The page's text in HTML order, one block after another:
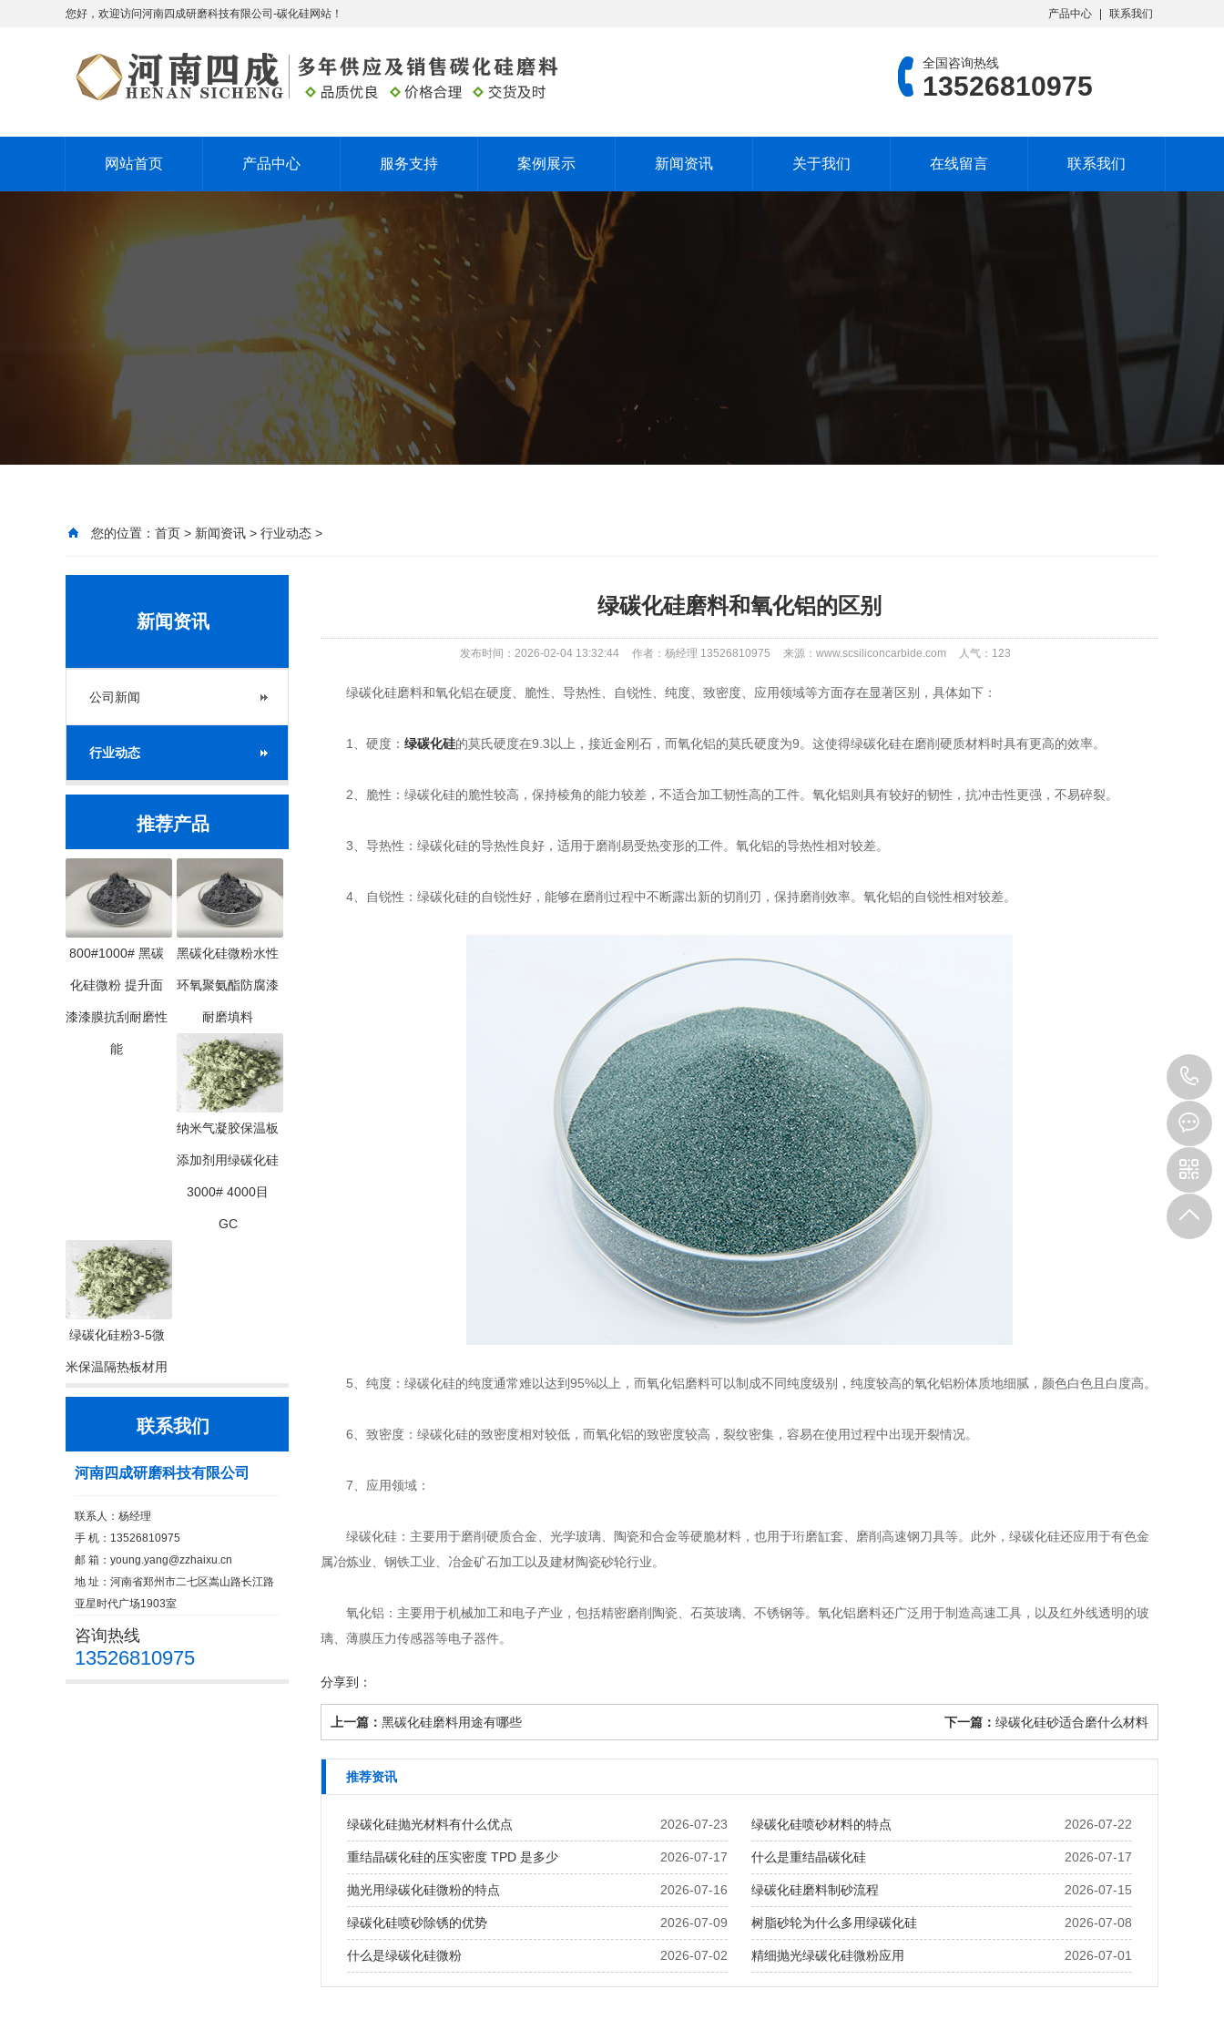
您好，欢迎访问河南四成研磨科技有限公司-碳化硅网站！ 产品中心 联系我们
全国咨询热线
13526810975
网站首页 产品中心 服务支持 案例展示 新闻资讯 关于我们 在线留言 联系我们
您的位置： 首页 > 新闻资讯 > 行业动态 >
新闻资讯
公司新闻
行业动态
推荐产品
800#1000# 黑碳
化硅微粉 提升面
漆漆膜抗刮耐磨性
能
黑碳化硅微粉水性
环氧聚氨酯防腐漆
耐磨填料
纳米气凝胶保温板
添加剂用绿碳化硅
3000# 4000目
GC
绿碳化硅粉3-5微
米保温隔热板材用
联系我们
河南四成研磨科技有限公司
联系人：杨经理
手 机：13526810975
邮 箱： young.yang@zzhaixu.cn
地 址：河南省郑州市二七区嵩山路长江路
亚星时代广场1903室
咨询热线
13526810975
绿碳化硅磨料和氧化铝的区别
发布时间：2026-02-04 13:32:44 作者：杨经理 13526810975 来源：www.scsiliconcarbide.com 人气： 123
绿碳化硅磨料和氧化铝在硬度、脆性、导热性、自锐性、纯度、致密度、应用领域等方面存在显著区别，具体如下：
1、硬度： 绿碳化硅的莫氏硬度在9.3以上，接近金刚石，而氧化铝的莫氏硬度为9。这使得绿碳化硅在磨削硬质材料时具有更高的效率。
2、脆性：绿碳化硅的脆性较高，保持棱角的能力较差，不适合加工韧性高的工件。氧化铝则具有较好的韧性，抗冲击性更强，不易碎裂。
3、导热性：绿碳化硅的导热性良好，适用于磨削易受热变形的工件。氧化铝的导热性相对较差。
4、自锐性：绿碳化硅的自锐性好，能够在磨削过程中不断露出新的切削刃，保持磨削效率。氧化铝的自锐性相对较差。
5、纯度：绿碳化硅的纯度通常难以达到95%以上，而氧化铝磨料可以制成不同纯度级别，纯度较高的氧化铝粉体质地细腻，颜色白色且白度高。
6、致密度：绿碳化硅的致密度相对较低，而氧化铝的致密度较高，裂纹密集，容易在使用过程中出现开裂情况。
7、应用领域：
绿碳化硅：主要用于磨削硬质合金、光学玻璃、陶瓷和合金等硬脆材料，也用于珩磨缸套、磨削高速钢刀具等。此外，绿碳化硅还应用于有色金
属冶炼业、钢铁工业、冶金矿石加工以及建材陶瓷砂轮行业。
氧化铝：主要用于机械加工和电子产业，包括精密磨削陶瓷、石英玻璃、不锈钢等。氧化铝磨料还广泛用于制造高速工具，以及红外线透明的玻
璃、薄膜压力传感器等电子器件。
分享到：
上一篇： 黑碳化硅磨料用途有哪些 下一篇： 绿碳化硅砂适合磨什么材料
推荐资讯
2026-07-23
绿碳化硅抛光材料有什么优点 2026-07-22
绿碳化硅喷砂材料的特点
2026-07-17
重结晶碳化硅的压实密度 TPD 是多少 2026-07-17
什么是重结晶碳化硅
2026-07-16
抛光用绿碳化硅微粉的特点 2026-07-15
绿碳化硅磨料制砂流程
2026-07-09
绿碳化硅喷砂除锈的优势 2026-07-08
树脂砂轮为什么多用绿碳化硅
2026-07-02
什么是绿碳化硅微粉 2026-07-01
精细抛光绿碳化硅微粉应用